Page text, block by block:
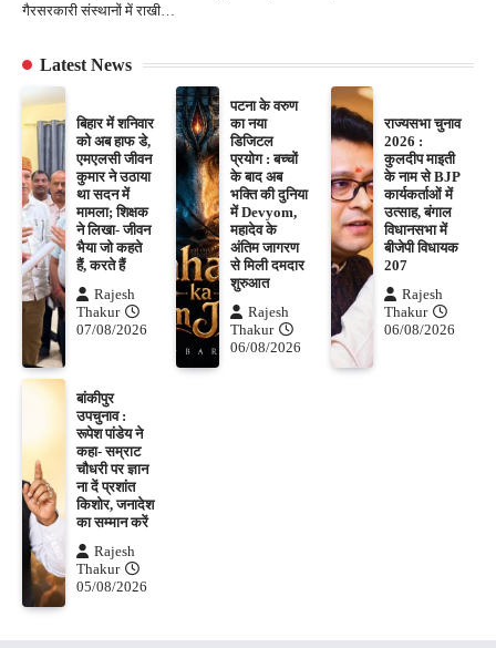
गैरसरकारी संस्थानों में राखी…
Latest News
बिहार में शनिवार
को अब हाफ डे,
एमएलसी जीवन
कुमार ने उठाया
था सदन में
मामला; शिक्षक
ने लिखा- जीवन
भैया जो कहते
हैं, करते हैं
Rajesh
Thakur
07/08/2026
पटना के वरुण
का नया
डिजिटल
प्रयोग : बच्चों
के बाद अब
भक्ति की दुनिया
में Devyom,
महादेव के
अंतिम जागरण
से मिली दमदार
शुरुआत
Rajesh
Thakur
06/08/2026
राज्यसभा चुनाव
2026 :
कुलदीप माइती
के नाम से BJP
कार्यकर्ताओं में
उत्साह, बंगाल
विधानसभा में
बीजेपी विधायक
207
Rajesh
Thakur
06/08/2026
बांकीपुर
उपचुनाव :
रूपेश पांडेय ने
कहा- सम्राट
चौधरी पर ज्ञान
ना दें प्रशांत
किशोर, जनादेश
का सम्मान करें
Rajesh
Thakur
05/08/2026